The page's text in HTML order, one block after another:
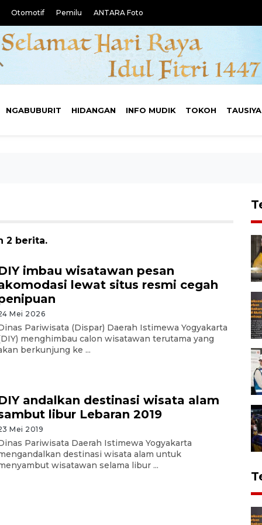
Otomotif Pemilu ANTARA Foto
NGABUBURIT HIDANGAN INFO MUDIK TOKOH
2 berita.
imbau wisatawan pesan
lewat situs resmi cegah
Mei 2026
Pariwisata (Dispar) Daerah Istimewa Yogyakarta
menghimbau calon wisatawan terutama yang
berkunjung ke ...
andalkan destinasi wisata alam
libur Lebaran 2019
Mei 2019
Pariwisata Daerah Istimewa Yogyakarta
destinasi wisata alam untuk
wisatawan selama libur ...